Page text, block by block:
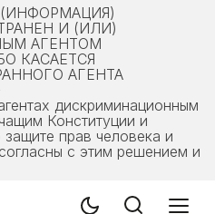
И (ИЛИ)
АГЕНТОМ
КАСАЕТСЯ
АГЕНТА
дискриминационным
Конституции и
прав человека и
с этим решением и